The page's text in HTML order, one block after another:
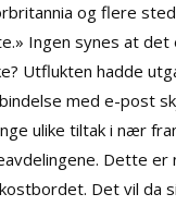
og flere
Ingen synes at det
Utflukten hadde
med e-post
ulike tiltak i nær
Dette
Det vil da